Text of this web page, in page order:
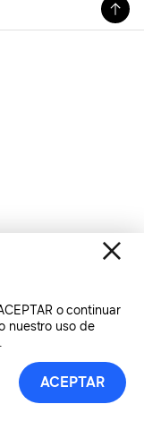
o continuar
nuestro uso de
.
ACEPTAR